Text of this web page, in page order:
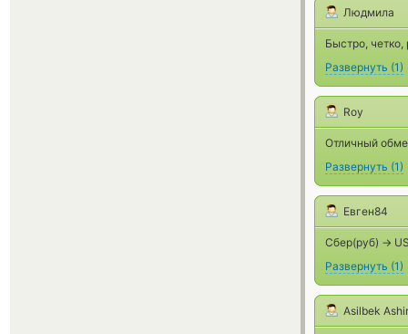
Людмила
Быстро,
Развернуть (1)
Roy
Отличный
Развернуть (1)
Евген84
Сбер(руб) ->
Развернуть (1)
Asilbek